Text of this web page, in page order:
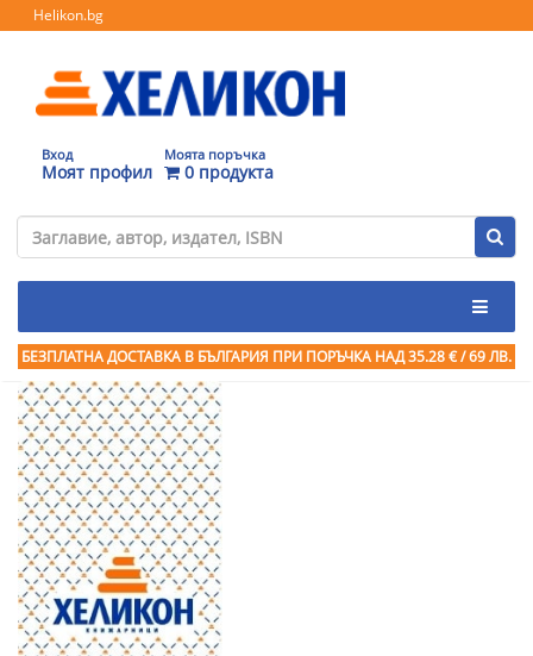
Helikon.bg
Вход
Моят профил
Моята поръчка
0 продукта
БЕЗПЛАТНА ДОСТАВКА В БЪЛГАРИЯ ПРИ ПОРЪЧКА НАД 35.28 € / 69 ЛВ.